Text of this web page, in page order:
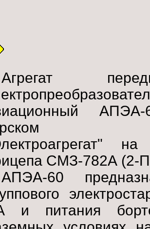
Агрегат
СМЗ-782А (2-
АПЭА-60
и питания